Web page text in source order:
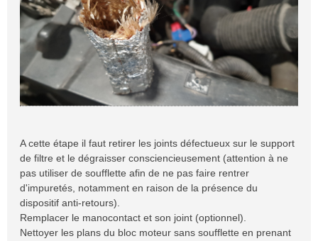
A cette étape il faut retirer les joints défectueux sur le support
de filtre et le dégraisser consciencieusement (attention à ne
pas utiliser de soufflette afin de ne pas faire rentrer
d'impuretés, notamment en raison de la présence du
dispositif anti-retours).
Remplacer le manocontact et son joint (optionnel).
Nettoyer les plans du bloc moteur sans soufflette en prenant